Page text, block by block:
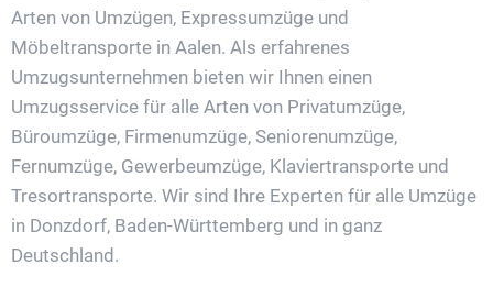
Arten von Umzügen, Expressumzüge und
Möbeltransporte in Aalen. Als erfahrenes
Umzugsunternehmen bieten wir Ihnen einen
Umzugsservice für alle Arten von Privatumzüge,
Büroumzüge, Firmenumzüge, Seniorenumzüge,
Fernumzüge, Gewerbeumzüge, Klaviertransporte und
Tresortransporte. Wir sind Ihre Experten für alle Umzüge
in Donzdorf, Baden-Württemberg und in ganz
Deutschland.